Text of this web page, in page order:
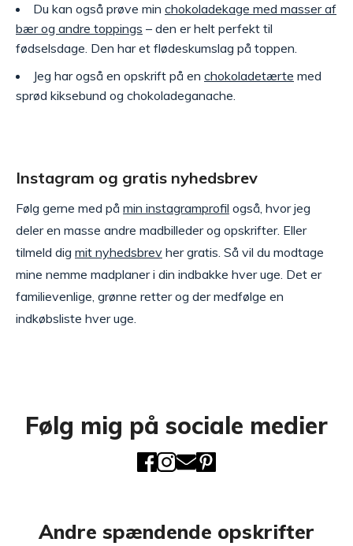
Du kan også prøve min chokoladekage med masser af
bær og andre toppings – den er helt perfekt til
fødselsdage. Den har et flødeskumslag på toppen.
Jeg har også en opskrift på en chokoladetærte med
sprød kiksebund og chokoladeganache.
Instagram og gratis nyhedsbrev
Følg gerne med på min instagramprofil også, hvor jeg
deler en masse andre madbilleder og opskrifter. Eller
tilmeld dig mit nyhedsbrev her gratis. Så vil du modtage
mine nemme madplaner i din indbakke hver uge. Det er
familievenlige, grønne retter og der medfølge en
indkøbsliste hver uge.
Følg mig på sociale medier
Andre spændende opskrifter